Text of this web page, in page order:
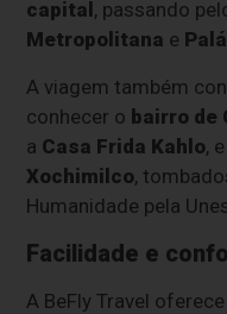
capital, passando
Metropolitana e
A viagem também
conhecer o bairro de
a Casa Frida Kahlo,
Xochimilco,
Humanidade pela
Facilidade e
A BeFly Travel oferece